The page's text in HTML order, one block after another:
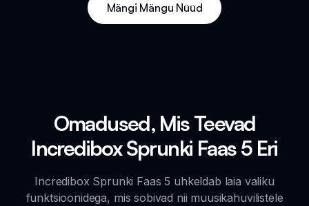
Mängi Mängu Nüüd
Omadused, Mis Teevad
Incredibox Sprunki Faas 5 Eri
Incredibox Sprunki Faas 5 uhkeldab laia valiku
funktsioonidega, mis sobivad nii muusikahuvilistele